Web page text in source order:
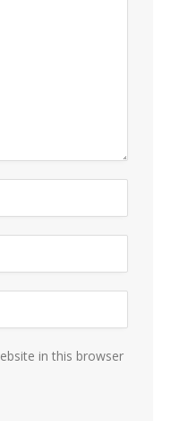
in this browser